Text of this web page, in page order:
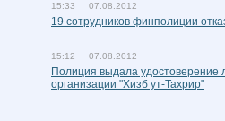
15:33 07.08.2012
19 сотрудников финполиции
15:12 07.08.2012
Полиция выдала удостоверение
организации "Хизб ут-Тахрир"